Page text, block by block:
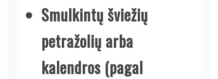
Smulkintų šviežių
petražolių arba
kalendros (pagal